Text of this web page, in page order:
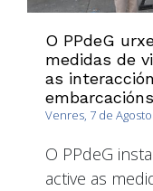
O PPdeG
medidas de
as
Venres, 7 de
O PPdeG
active as